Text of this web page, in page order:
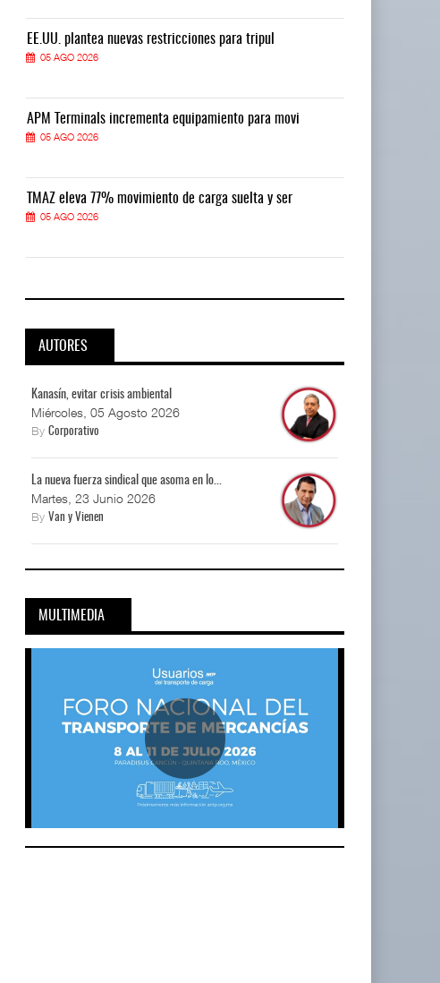
EE.UU. plantea nuevas restricciones para tripul
05 AGO 2026
APM Terminals incrementa equipamiento para movi
05 AGO 2026
TMAZ eleva 77% movimiento de carga suelta y ser
05 AGO 2026
AUTORES
Kanasín, evitar crisis ambiental
Miércoles, 05 Agosto 2026
ByCorporativo
La nueva fuerza sindical que asoma en lo...
Martes, 23 Junio 2026
ByVan y Vienen
MULTIMEDIA